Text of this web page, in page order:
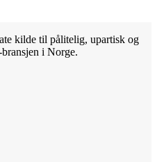
kilde til pålitelig, upartisk og
i Norge.